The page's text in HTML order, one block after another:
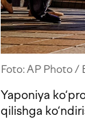
Foto: AP Photo /
Yaponiya
qilishga